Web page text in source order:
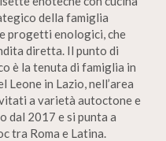
della famiglia
progetti enologici, che
diretta. Il punto di
è la tenuta di famiglia in
in Lazio, nell’area
a varietà autoctone e
dal 2017 e si punta a
tra Roma e Latina.